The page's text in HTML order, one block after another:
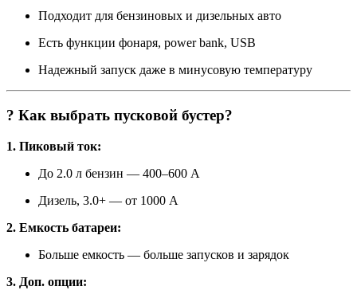
Подходит для бензиновых и дизельных авто
Есть функции фонаря, power bank, USB
Надежный запуск даже в минусовую температуру
? Как выбрать пусковой бустер?
1. Пиковый ток:
До 2.0 л бензин — 400–600 А
Дизель, 3.0+ — от 1000 А
2. Емкость батареи:
Больше емкость — больше запусков и зарядок
3. Доп. опции: